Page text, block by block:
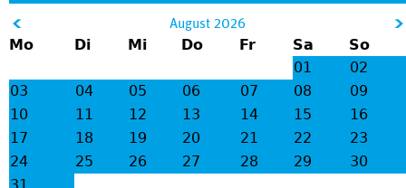
lt;
August 2026
Mo Di Mi Do Fr Sa
So
01
02
03
04 05 06 07 08
09
10
11 12 13 14 15
16
17
18 19 20 21 22
23
24
25 26 27 28 29
30